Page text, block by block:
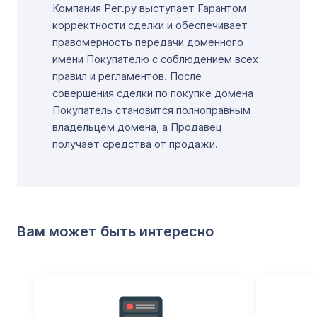
Компания Рег.ру выступает Гарантом
корректности сделки и обеспечивает
правомерность передачи доменного
имени Покупателю с соблюдением всех
правил и регламентов. После
совершения сделки по покупке домена
Покупатель становится полноправным
владельцем домена, а Продавец
получает средства от продажи.
Вам может быть интересно